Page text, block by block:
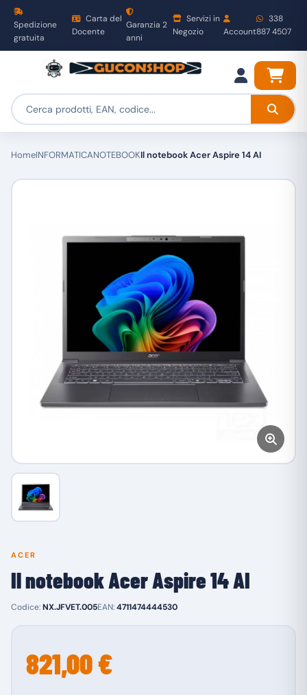
Spedizione
gratuita
Carta del
Docente
Garanzia 2
anni
Servizi in
Negozio
Account
338
887 4507
HomeINFORMATICANOTEBOOKIl notebook Acer Aspire 14 AI
ACER
Il notebook Acer Aspire 14 AI
Codice:NX.JFVET.005EAN:4711474444530
821,00 €